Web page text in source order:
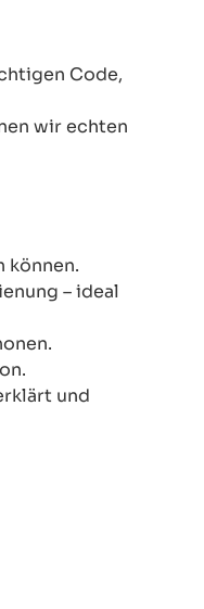
Code,
wir echten
können.
– ideal
und